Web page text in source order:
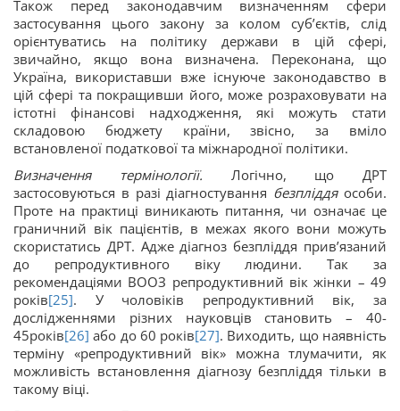
Також перед законодавчим визначенням сфери
застосування цього закону за колом суб’єктів, слід
орієнтуватись на політику держави в цій сфері,
звичайно, якщо вона визначена. Переконана, що
Україна, використавши вже існуюче законодавство в
цій сфері та покращивши його, може розраховувати на
істотні фінансові надходження, які можуть стати
складовою бюджету країни, звісно, за вміло
встановленої податкової та міжнародної політики.
Визначення термінології. Логічно, що ДРТ
застосовуються в разі діагностування безпліддяособи.
Проте на практиці виникають питання, чи означає це
граничний вік пацієнтів, в межах якого вони можуть
скористатись ДРТ. Адже діагноз безпліддя прив’язаний
до репродуктивного віку людини. Так за
рекомендаціями ВООЗ репродуктивний вік жінки – 49
років[25]. У чоловіків репродуктивний вік, за
дослідженнями різних науковців становить – 40-
45років[26] або до 60 років[27]. Виходить, що наявність
терміну «репродуктивний вік» можна тлумачити, як
можливість встановлення діагнозу безпліддя тільки в
такому віці.